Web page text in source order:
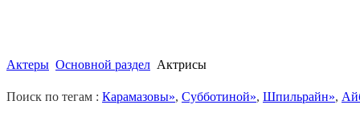
Актеры Основной раздел Актрисы
Поиск по тегам : Карамазовы», Субботиной», Шпильрайн»,